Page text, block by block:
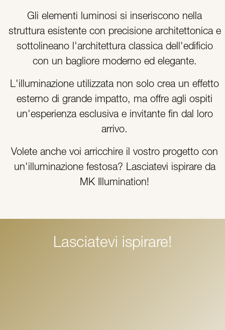
Gli elementi luminosi si inseriscono nella
struttura esistente con precisione architettonica e
sottolineano l'architettura classica dell'edificio
con un bagliore moderno ed elegante.
L'illuminazione utilizzata non solo crea un effetto
esterno di grande impatto, ma offre agli ospiti
un'esperienza esclusiva e invitante fin dal loro
arrivo.
Volete anche voi arricchire il vostro progetto con
un'illuminazione festosa? Lasciatevi ispirare da
MK Illumination!
Lasciatevi ispirare!